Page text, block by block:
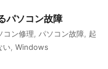
パソコン故障
コン修理 パソコン故障 起
い Windows